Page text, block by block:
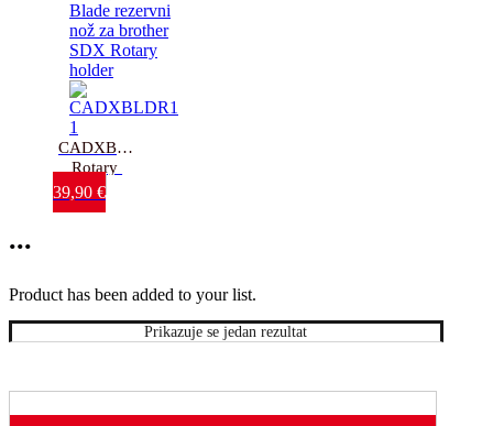
CADXBLDR1
Rotary
Auto
SDX
Rotary
holder
39,90 €
...
Product has been added to your list.
Prikazuje se jedan rezultat